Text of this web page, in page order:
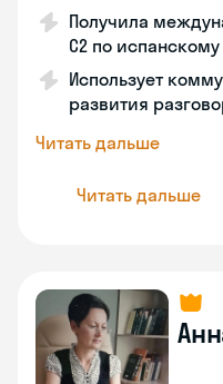
Получила
C2 по
Использует
развития
Читать дальше
Читать дальше